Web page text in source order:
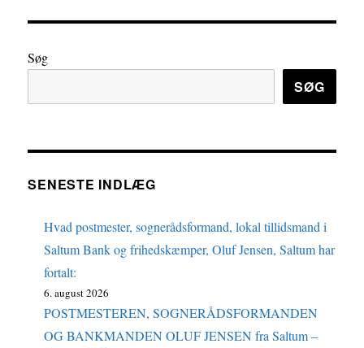
Søg
SØG
SENESTE INDLÆG
Hvad postmester, sognerådsformand, lokal tillidsmand i
Saltum Bank og frihedskæmper, Oluf Jensen, Saltum har
fortalt:
6. august 2026
POSTMESTEREN, SOGNERÅDSFORMANDEN
OG BANKMANDEN OLUF JENSEN fra Saltum –